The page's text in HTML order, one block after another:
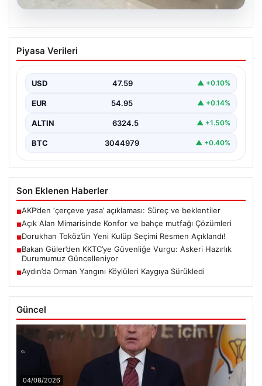
Açık Alan Mimarisinde Konfor ve bahçe
mutfağı Çözümleri
köşelerinden parçası gelmiştir. Doğayla uyumlu…
Piyasa Verileri
USD 47.59 ▲ +0.10%
EUR 54.95 ▲ +0.14%
ALTIN 6324.5 ▲ +1.50%
BTC 3044979 ▲ +0.40%
Son Eklenen Haberler
■AKP’den ‘çerçeve yasa’ açıklaması: Süreç ve beklentiler
■Açık Alan Mimarisinde Konfor ve bahçe mutfağı Çözümleri
■Dorukhan Toköz’ün Yeni Kulüp Seçimi Resmen Açıklandı!
■Bakan Güler’den KKTC’ye Güvenliğe Vurgu: Askeri Hazırlık
Durumumuz Güncelleniyor
■Aydın’da Orman Yangını Köylüleri Kaygıya Sürükledi
Güncel
04/08/2026